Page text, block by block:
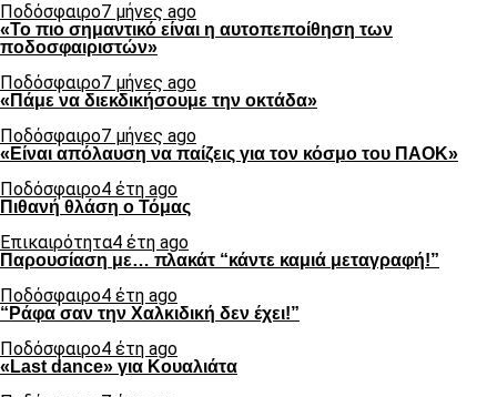
Ποδόσφαιρο7 μήνες ago
«Το πιο σημαντικό είναι η αυτοπεποίθηση των
ποδοσφαιριστών»
Ποδόσφαιρο7 μήνες ago
«Πάμε να διεκδικήσουμε την οκτάδα»
Ποδόσφαιρο7 μήνες ago
«Είναι απόλαυση να παίζεις για τον κόσμο του ΠΑΟΚ»
Ποδόσφαιρο4 έτη ago
Πιθανή θλάση ο Τόμας
Επικαιρότητα4 έτη ago
Παρουσίαση με… πλακάτ “κάντε καμιά μεταγραφή!”
Ποδόσφαιρο4 έτη ago
“Ράφα σαν την Χαλκιδική δεν έχει!”
Ποδόσφαιρο4 έτη ago
«Last dance» για Κουαλιάτα